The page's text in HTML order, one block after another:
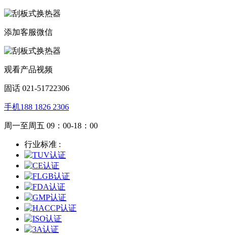
添加客服微信
观看产品视频
固话 021-51722306
手机188 1826 2306
周一至周五 09：00-18：00
行业标准 :